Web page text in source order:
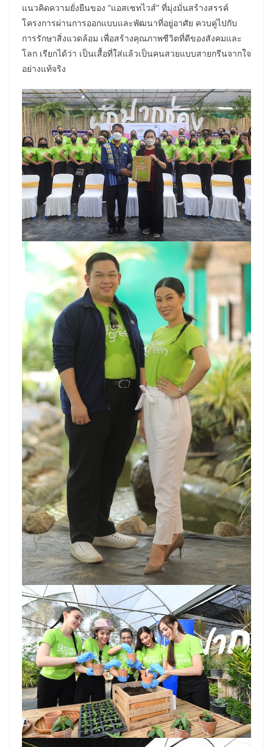
แนวคิดความยั่งยืนของ “แอสเซทไวส์” ที่มุ่งมั่นสร้างสรรค์
โครงการผ่านการออกแบบและพัฒนาที่อยู่อาศัย ควบคู่ไปกับ
การรักษาสิ่งแวดล้อม เพื่อสร้างคุณภาพชีวิตที่ดีของสังคมและ
โลก เรียกได้ว่า เป็นเสื้อที่ใส่แล้วเป็นคนสวยแบบสายกรีนจากใจ
อย่างแท้จริง